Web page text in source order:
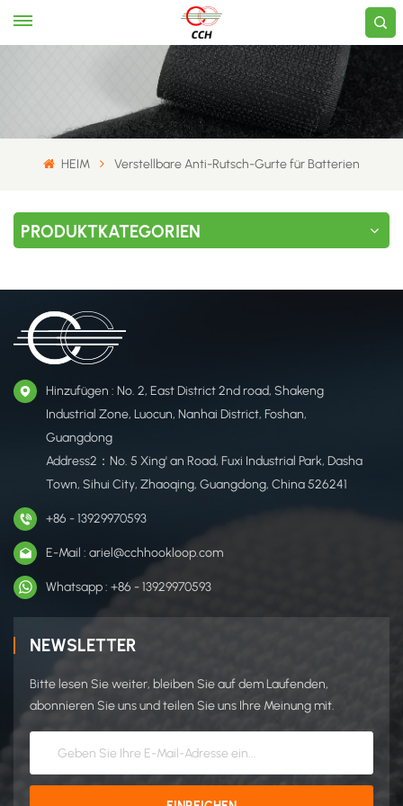
HEIM Verstellbare Anti-Rutsch-Gurte für Batterien
PRODUKTKATEGORIEN
Hinzufügen : No. 2, East District 2nd road, Shakeng
Industrial Zone, Luocun, Nanhai District, Foshan,
Guangdong
Address2：No. 5 Xing' an Road, Fuxi Industrial Park, Dasha
Town, Sihui City, Zhaoqing, Guangdong, China 526241
+86 - 13929970593
E-Mail : ariel@cchhookloop.com
Whatsapp : +86 - 13929970593
NEWSLETTER
Bitte lesen Sie weiter, bleiben Sie auf dem Laufenden,
abonnieren Sie uns und teilen Sie uns Ihre Meinung mit.